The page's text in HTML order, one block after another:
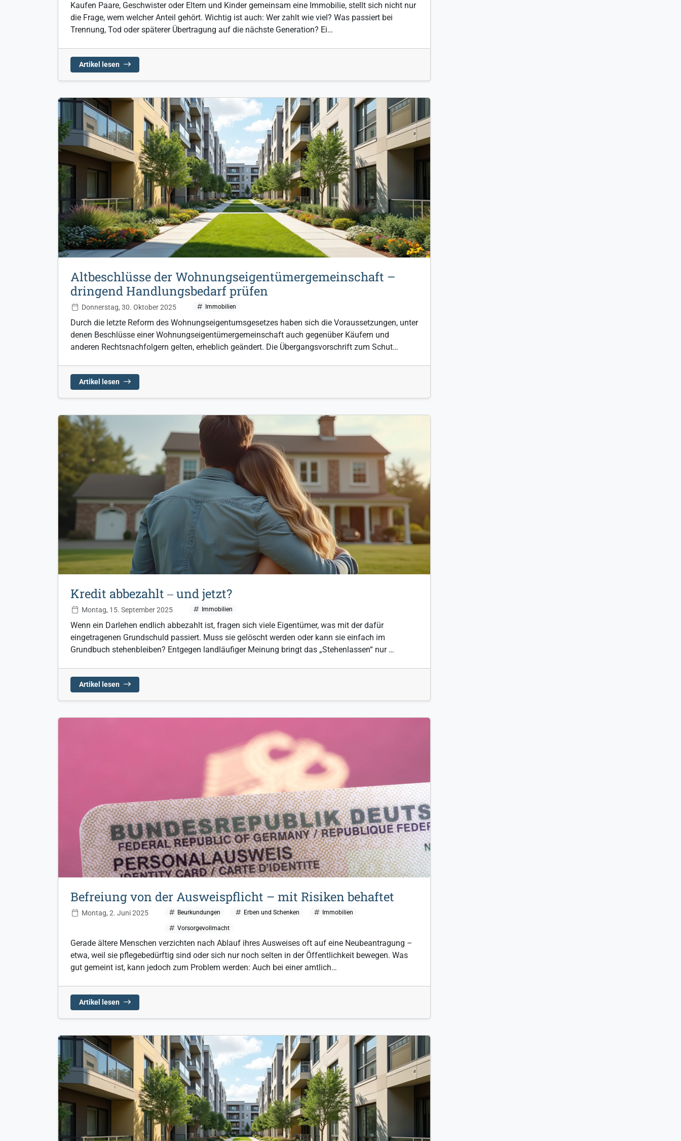
Kaufen Paare, Geschwister oder Eltern und Kinder gemeinsam eine Immobilie, stellt sich nicht nur
die Frage, wem welcher Anteil gehört. Wichtig ist auch: Wer zahlt wie viel? Was passiert bei
Trennung, Tod oder späterer Übertragung auf die nächste Generation? Ei…
Artikel lesen
Altbeschlüsse der Wohnungseigentümergemeinschaft –
dringend Handlungsbedarf prüfen
Donnerstag, 30. Oktober 2025 Immobilien
Durch die letzte Reform des Wohnungseigentumsgesetzes haben sich die Voraussetzungen, unter
denen Beschlüsse einer Wohnungseigentümergemeinschaft auch gegenüber Käufern und
anderen Rechtsnachfolgern gelten, erheblich geändert. Die Übergangsvorschrift zum Schut…
Artikel lesen
Kredit abbezahlt ‒ und jetzt?
Montag, 15. September 2025 Immobilien
Wenn ein Darlehen endlich abbezahlt ist, fragen sich viele Eigentümer, was mit der dafür
eingetragenen Grundschuld passiert. Muss sie gelöscht werden oder kann sie einfach im
Grundbuch stehenbleiben? Entgegen landläufiger Meinung bringt das „Stehenlassen“ nur …
Artikel lesen
Befreiung von der Ausweispflicht – mit Risiken behaftet
Montag, 2. Juni 2025 Beurkundungen Erben und Schenken Immobilien
Vorsorgevollmacht
Gerade ältere Menschen verzichten nach Ablauf ihres Ausweises oft auf eine Neubeantragung –
etwa, weil sie pflegebedürftig sind oder sich nur noch selten in der Öffentlichkeit bewegen. Was
gut gemeint ist, kann jedoch zum Problem werden: Auch bei einer amtlich…
Artikel lesen